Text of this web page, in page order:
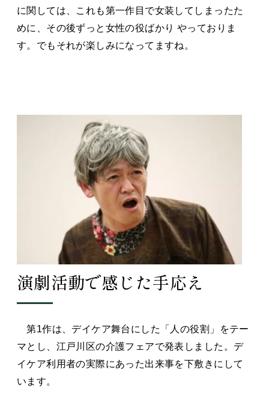
に関しては、これも第一作目で女装してしまったた
めに、その後ずっと女性の役ばかり やっておりま
す。でもそれが楽しみになってますね。
演劇活動で感じた手応え
第1作は、デイケア舞台にした「人の役割」をテー
マとし、江戸川区の介護フェアで発表しました。デ
イケア利用者の実際にあった出来事を下敷きにして
います。